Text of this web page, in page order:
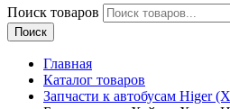
Поиск товаров
Поиск
Главная
Каталог товаров
Запчасти к автобусам Higer